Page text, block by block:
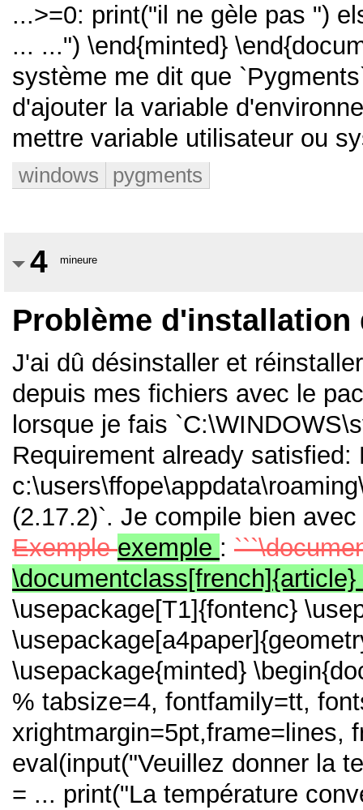
...>=0: print("il ne gèle pas ")
... ...") \end{minted}
système me dit que
d'ajouter la variable
mettre variable utilisateur ou
windows pygments
4 mineure
Problème d'installation
J'ai dû désinstaller et
depuis mes fichiers avec le
lorsque je fais
Requirement already satisfied:
(2.17.2)`. Je compile bien
Exempleexemple :
\documentclass[french]{article}
\usepackage[T1]{fontenc}
\usepackage{minted}
% tabsize=4, fontfamily=tt,
xrightmargin=5pt,frame=lines,
eval(input("Veuillez donner la
= ... print("La température